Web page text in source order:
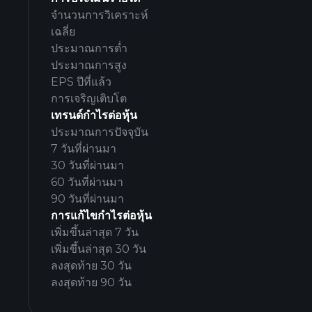
จำนวนการวิเคราะห์
เฉลี่ย
ประมาณการต่ำ
ประมาณการสูง
EPS ปีที่แล้ว
การเจริญเติบโต
เทรนด์กำไรต่อหุ้น
ประมาณการปัจจุบัน
7 วันที่ผ่านมา
30 วันที่ผ่านมา
60 วันที่ผ่านมา
90 วันที่ผ่านมา
การแก้ไขกำไรต่อหุ้น
เพิ่มขึ้นล่าสุด 7 วัน
เพิ่มขึ้นล่าสุด 30 วัน
ลงสุดท้าย 30 วัน
ลงสุดท้าย 90 วัน